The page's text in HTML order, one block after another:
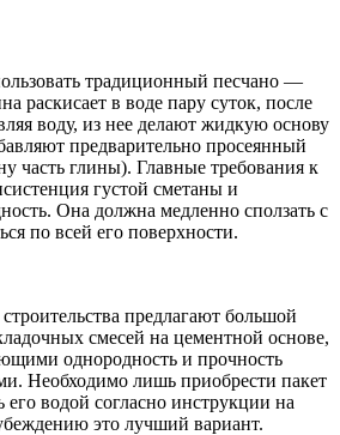
традиционный песчано —
раскисает в воде пару суток, после
воду, из нее делают жидкую основу
предварительно просеянный
часть глины). Главные требования к
густой сметаны и
Она должна медленно сползать с
по всей его поверхности.
предлагают большой
смесей на цементной основе,
однородность и прочность
Необходимо лишь приобрести пакет
его водой согласно инструкции на
это лучший вариант.